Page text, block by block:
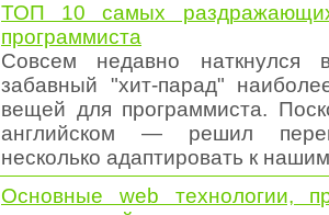
ТОП 10 самых
программиста
Совсем недавно наткнулся
забавный "хит-парад"
вещей для программиста.
английском — решил
несколько адаптировать к
Основные web технологии,